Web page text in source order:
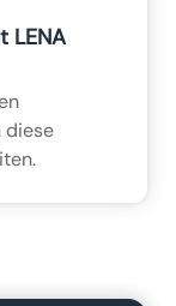
LENA
diese